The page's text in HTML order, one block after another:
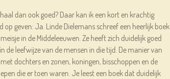
dan ook goed? Daar kan ik een kort en krachtig
op geven: Ja. Linde Dielemans schreef een heerlijk boek
in de Middeleeuwen. Ze heeft zich duidelijk goed
de leefwijze van de mensen in die tijd. De manier van
dochters en zonen, koningen, bisschoppen en de
die er toen waren. Je leest een boek dat duidelijk